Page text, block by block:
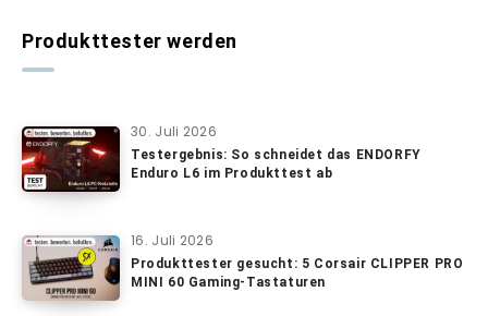
Produkttester werden
30. Juli 2026
Testergebnis: So schneidet das ENDORFY
Enduro L6 im Produkttest ab
16. Juli 2026
Produkttester gesucht: 5 Corsair CLIPPER PRO
MINI 60 Gaming-Tastaturen